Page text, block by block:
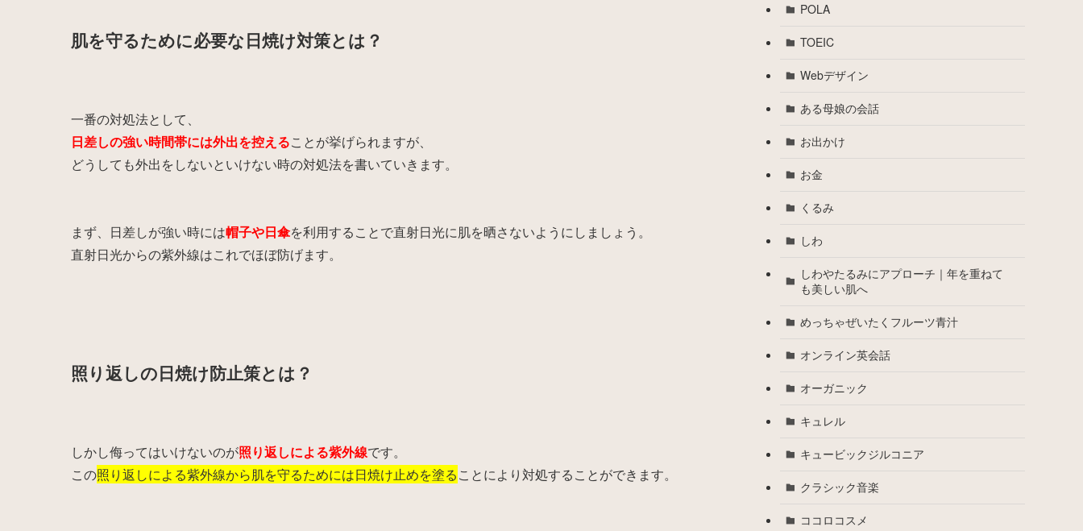
肌を守るために必要な日焼け対策とは？
一番の対処法として、
日差しの強い時間帯には外出を控えることが挙げられますが、
どうしても外出をしないといけない時の対処法を書いていきます。
まず、日差しが強い時には帽子や日傘を利用することで直射日光に肌を晒さないようにしましょう。
直射日光からの紫外線はこれでほぼ防げます。
照り返しの日焼け防止策とは？
しかし侮ってはいけないのが照り返しによる紫外線です。
この照り返しによる紫外線から肌を守るためには日焼け止めを塗ることにより対処することができます。
POLA
TOEIC
Webデザイン
ある母娘の会話
お出かけ
お金
くるみ
しわ
しわやたるみにアプローチ｜年を重ねて
も美しい肌へ
めっちゃぜいたくフルーツ青汁
オンライン英会話
オーガニック
キュレル
キュービックジルコニア
クラシック音楽
ココロコスメ